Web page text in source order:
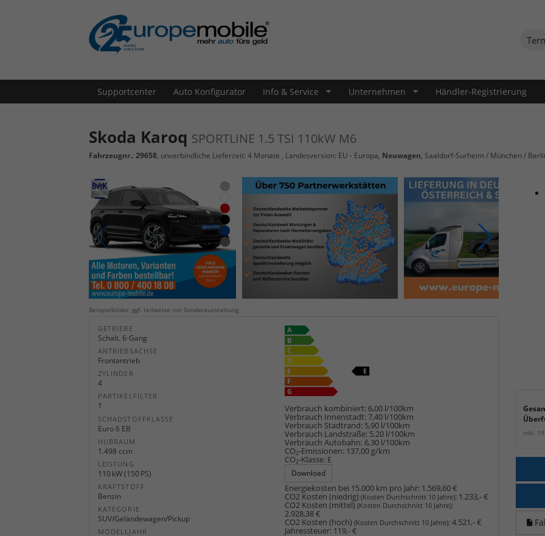
Supportcenter Auto Konfigurator Info & Service Unternehmen Händler-Registrierung
Skoda Karoq SPORTLINE 1.5 TSI 110kW M6
Fahrzeugnr.: 29658, unverbindliche Lieferzeit: 4 Monate , Landesversion: EU - Europa, Neuwagen, Saaldorf-Surheim / München /
inkl.
Beispielbilder, ggf. teilweise mit Sonderausstattung
GETRIEBE
Schalt. 6-Gang
ANTRIEBSACHSE
Frontantrieb
ZYLINDER
4
PARTIKELFILTER
1
SCHADSTOFFKLASSE
Euro 6 EB
HUBRAUM
1.498 ccm
LEISTUNG
110 kW (150 PS)
KRAFTSTOFF
Benzin
KATEGORIE
SUV/Geländewagen/Pickup
MODELLJAHR
Verbrauch kombiniert: 6,00 l/100km
Verbrauch Innenstadt:7,40 l/100km
Verbrauch Stadtrand: 5,90 l/100km
Verbrauch Landstraße: 5,20 l/100km
Verbrauch Autobahn: 6,30 l/100km
CO2-Emissionen: 137,00 g/km
CO2-Klasse: E
Download
Energiekosten bei 15.000 km pro Jahr: 1.569,60 €
CO2 Kosten (niedrig)(Kosten Durchschnitt 10 Jahre): 1.233,- €
CO2 Kosten (mittel)(Kosten Durchschnitt 10 Jahre):
2.928,38 €
CO2 Kosten (hoch)(Kosten Durchschnitt 10 Jahre):4.521,- €
Jahressteuer: 119,- €